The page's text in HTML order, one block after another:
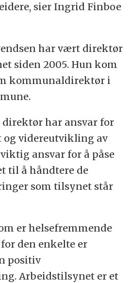
sier Ingrid Finboe
har vært direktør
siden 2005. Hun kom
kommunaldirektør i
har ansvar for
og videreutvikling av
ansvar for å påse
til å håndtere de
som tilsynet står
er helsefremmende
den enkelte er
positiv
Arbeidstilsynet er et